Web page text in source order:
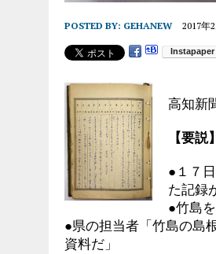
POSTED BY: GEHANEW 2017年
高知新
【要説】
●１７
た記録
●竹島
●県の担当者「竹島の島
資料だ」